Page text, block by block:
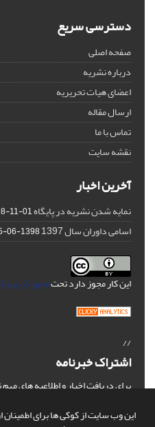
این وب سایت از کوکی ها برای اطمینان
دسترسی سریع
صفحه اصلی
درباره نشریه
اعضای هیات تحریریه
ارسال مقاله
تماس با ما
نقشه سایت
آخرین اخبار
نمایه شدن نشریه در پایگاه DOAJ11-01
اسامی داوران سال 1397 1398-06-05
این کار مجوز دارد تحتمجوز کریتیو کامنز
//
اشتراک خبرنامه
برای دریافت اخبار و اطلاعیه های